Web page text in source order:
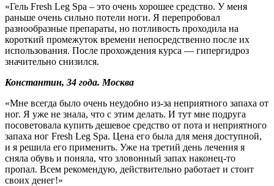
«Гель Fresh Leg Spa – это очень хорошее средство. У меня
раньше очень сильно потели ноги. Я перепробовал
разнообразные препараты, но потливость проходила на
короткий промежуток времени непосредственно после их
использования. После прохождения курса — гипергидроз
значительно снизился.
Константин, 34 года. Москва
«Мне всегда было очень неудобно из-за неприятного запаха от
ног. Я уже не знала, что с этим делать. И тут мне подруга
посоветовала купить дешевое средство от пота и неприятного
запаха ног Fresh Leg Spa. Цена его была для меня доступной,
и я решила его применить. Уже на третий день лечения я
сняла обувь и поняла, что зловонный запах наконец-то
пропал. Всем рекомендую, действительно работает и стоит
своих денег!»